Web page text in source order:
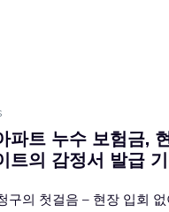
파트 누수 보험금,
트의 감정서 발급
구의 첫걸음 – 현장 입회